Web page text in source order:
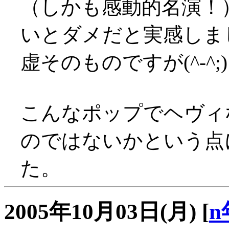
（しかも感動的名演
いとダメだと実感し
虚そのものですが(^-
こんなポップでヘヴ
のではないかという
た。
2005年10月03日(月) [n